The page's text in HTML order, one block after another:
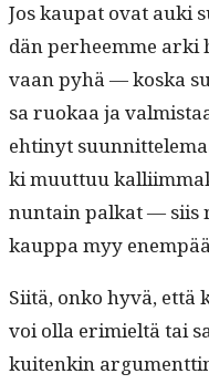
Jos kau­pat ovat auki
dän per­heemme
vaan pyhä — kos­ka
sa ruokaa ja
ehtinyt
ki muut­tuu
nun­tain palkat — siis
kaup­pa myy
Siitä, onko hyvä, että
voi olla erim­ieltä tai
kuitenkin